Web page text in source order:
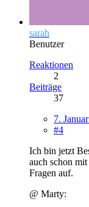
sarah
Benutzer
Reaktionen
2
Beiträge
37
7.
#4
Ich bin jetzt
auch schon
Fragen auf.
@ Marty: